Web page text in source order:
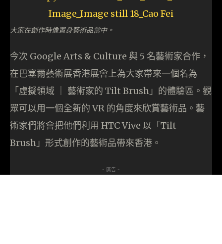
大家在創作時像置身藝術品當中。
今次 Google Arts & Culture 與 5 名藝術家合作，
在巴塞爾藝術展香港展會上為大家帶來一個名為
「虛擬領域 ｜ 藝術家的 Tilt Brush」的體驗區。觀
眾可以用一個全新的 VR 的角度來欣賞藝術品。藝
術家們將會把他們利用 HTC Vive 以「Tilt
Brush」形式創作的藝術品帶來香港。
- 廣告 -